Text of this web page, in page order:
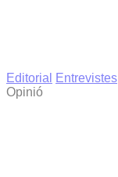
Editorial
Entrevistes
Opinió